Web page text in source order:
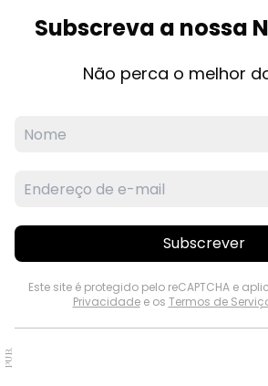
Subscreva a nossa
Não perca o melhor
Subscrever
Este site é protegido pelo reCAPTCHA e
Privacidadee os Termos de
PUB.